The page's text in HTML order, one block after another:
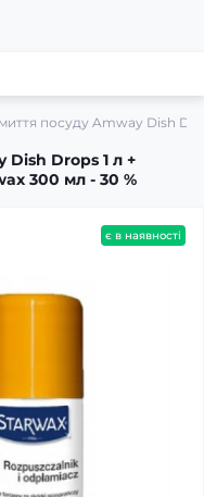
посуду Amway Dish
Dish Drops 1 л +
300 мл - 30 %
є в наявності